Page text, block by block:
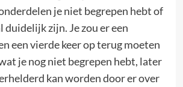
je niet begrepen hebt of
duidelijk zijn. Je zou er een
een vierde keer op terug moeten
je nog niet begrepen hebt, later
kan worden door er over